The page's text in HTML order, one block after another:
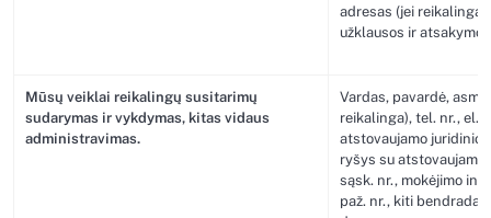
adresas (jei reikalinga
užklausos ir atsakymo
Mūsų veiklai reikalingų susitarimų
sudarymas ir vykdymas, kitas vidaus
administravimas.
Vardas, pavardė,
reikalinga), tel. nr., el.
atstovaujamo juridinio
ryšys su atstovaujamu
sąsk. nr., mokėjimo
paž. nr., kiti